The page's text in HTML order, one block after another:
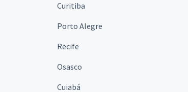
Curitiba
Porto Alegre
Recife
Osasco
Cuiabá